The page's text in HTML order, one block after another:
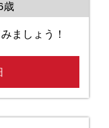
歳
ましょう！